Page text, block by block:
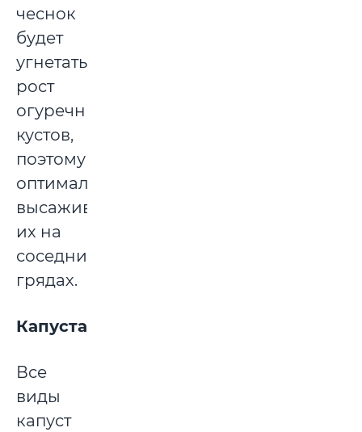
чеснок
будет
угнетать
рост
огуречных
кустов,
поэтому
оптимально
высаживать
их на
соседних
грядах.
Капуста
Все
виды
капуст